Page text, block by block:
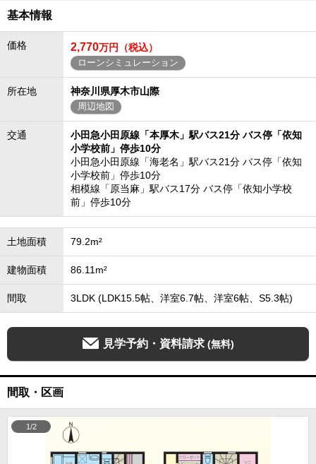
基本情報
価格 2,770万円（税込）
ローンシミュレーション
所在地 神奈川県厚木市山際
周辺地図
交通
小田急小田原線「本厚木」駅バス21分 バス停「依知
小学校前」停歩10分
小田急小田原線「海老名」駅バス21分 バス停「依知
小学校前」停歩10分
相模線「原当麻」駅バス17分 バス停「依知小学校
前」停歩10分
土地面積 79.2m²
建物面積 86.11m²
間取 3LDK (LDK15.5帖、洋室6.7帖、洋室6帖、S5.3帖)
見学予約・資料請求 (無料)
間取・区画
1/2